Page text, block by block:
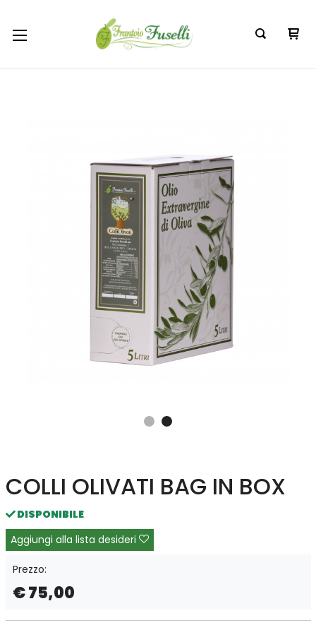
COLLI OLIVATI BAG IN BOX
DISPONIBILE
Aggiungi alla lista desideri
Prezzo:
€ 75,00